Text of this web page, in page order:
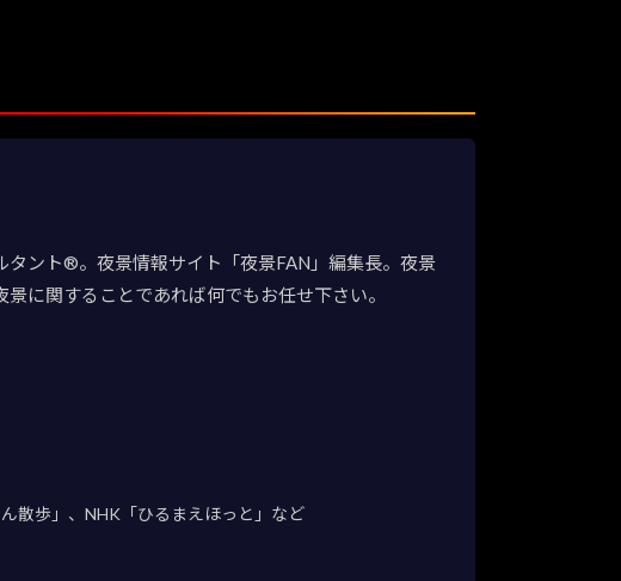
ント®。夜景情報サイト「夜景FAN」編集長。夜景
に関することであれば何でもお任せ下さい。
散歩」、NHK「ひるまえほっと」など